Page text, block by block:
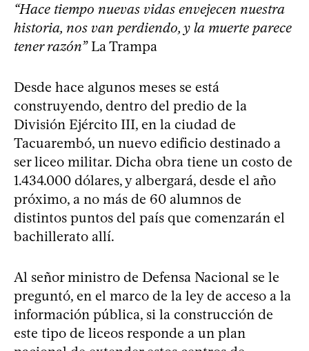
“Hace tiempo nuevas vidas envejecen nuestra
historia, nos van perdiendo, y la muerte parece
tener razón”La Trampa
Desde hace algunos meses se está
construyendo, dentro del predio de la
División Ejército III, en la ciudad de
Tacuarembó, un nuevo edificio destinado a
ser liceo militar. Dicha obra tiene un costo de
1.434.000 dólares, y albergará, desde el año
próximo, a no más de 60 alumnos de
distintos puntos del país que comenzarán el
bachillerato allí.
Al señor ministro de Defensa Nacional se le
preguntó, en el marco de la ley de acceso a la
información pública, si la construcción de
este tipo de liceos responde a un plan